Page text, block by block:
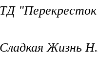
Жизнь